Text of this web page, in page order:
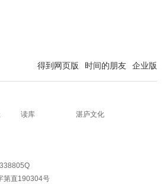
得到网页版 时间的朋友 企业版
读库
湛庐文化
第直190304号